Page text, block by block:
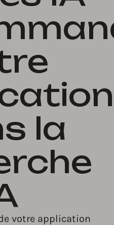
la
votre application